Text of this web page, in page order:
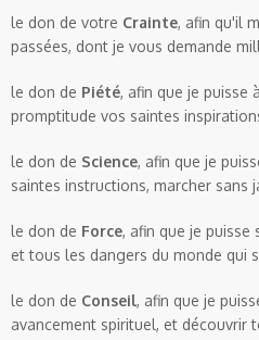
le don de votre Crainte, afin qu'il
passées, dont je vous demande
le don de Piété, afin que je puisse
promptitude vos saintes
le don de Science, afin que je
saintes instructions, marcher sans
le don de Force, afin que je
et tous les dangers du monde qui
le don de Conseil, afin que je
avancement spirituel, et découvrir